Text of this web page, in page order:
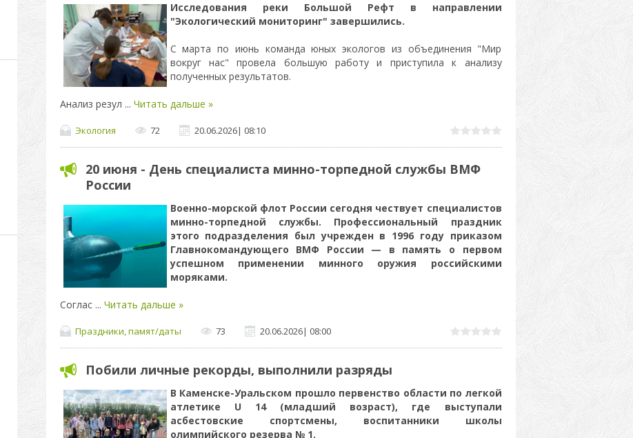
Исследования реки Большой Рефт в направлении
"Экологический мониторинг" завершились.
С марта по июнь команда юных экологов из объединения "Мир
вокруг нас" провела большую работу и приступила к анализу
полученных результатов.
Анализ резул ... Читать дальше »
Экология 72 20.06.2026| 08:10
20 июня - День специалиста минно-торпедной службы ВМФ
России
Военно-морской флот России сегодня чествует специалистов
минно-торпедной службы. Профессиональный праздник
этого подразделения был учрежден в 1996 году приказом
Главнокомандующего ВМФ России — в память о первом
успешном применении минного оружия российскими
моряками.
Соглас ... Читать дальше »
Праздники, памят/даты 73 20.06.2026| 08:00
Побили личные рекорды, выполнили разряды
В Каменске-Уральском прошло первенство области по легкой
атлетике U 14 (младший возраст), где выступали
асбестовские спортсмены, воспитанники школы
олимпийского резерва № 1.